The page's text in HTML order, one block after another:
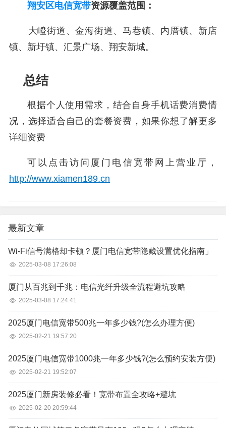
翔安区电信宽带资源覆盖范围：
大嶝街道、金海街道、马巷镇、内厝镇、新店
镇、新圩镇、汇景广场、翔安新城。
总结
根据个人使用需求，结合自身手机话费消费情
况，选择适合自己的套餐资费，如果你想了解更多
详细资费
可以点击访问厦门电信宽带网上营业厅，
http://www.xiamen189.cn
最新文章
Wi-Fi信号满格却卡顿？厦门电信宽带隐藏设置优化指南」
2025-03-08 17:26:08
厦门从百兆到千兆：电信光纤升级全流程避坑攻略
2025-03-08 17:24:41
2025厦门电信宽带500兆一年多少钱?(怎么办理方便)
2025-02-21 19:57:20
2025厦门电信宽带1000兆一年多少钱?(怎么预约安装方便)
2025-02-21 19:52:07
2025厦门新房装修必看！宽带布置全攻略+避坑
2025-02-20 20:59:44